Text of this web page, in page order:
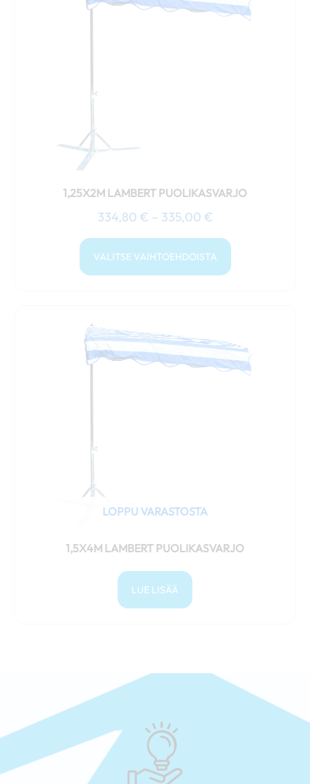
1,25X2M LAMBERT PUOLIKASVARJO
334,80 € – 335,00 €
335,00 €
VALITSE VAIHTOEHDOISTA
useampi
LOPPU VARASTOSTA
1,5X4M LAMBERT PUOLIKASVARJO
LUE LISÄÄ